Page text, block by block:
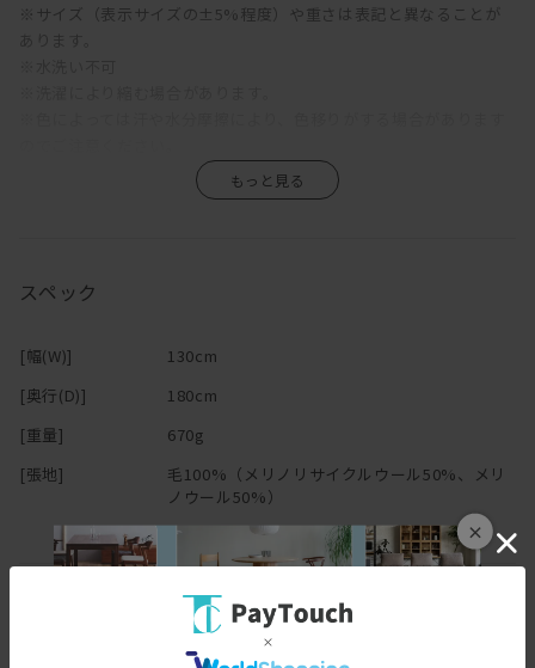
×
ベッドスローとしてデュベの上にかけたり。
秋冬のスポーツ観戦やキャンプなど、
アウトドアシーンは防寒グッズとしても大活躍。
シングルブランケットより大きい130cm×180cmの大判サイズ。
スローに含まれる空気の層が冬の寒さから体を守り、
できます。
おしゃれ上級者の必需品。
快適で理想の寝室空間を作ってみてください。
高い耐久性を保つため、
リサイクルウールと新しいウールの最適な混紡率を追求し、
安定した色作りの開発にも力を入れて、
※サイズ（表示サイズの±5%程度）や重さは表記と異なることが
スペック
[幅(W)]
130cm
[奥行(D)]
180cm
[重量]
670g
[張地]
毛100%（メリノリサイクルウール50%、メリ
ノウール50%）